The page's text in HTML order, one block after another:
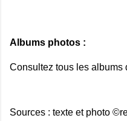
Albums photos :
Consultez tous les albums
Sources : texte et photo